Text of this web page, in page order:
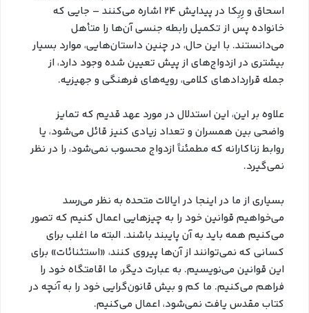
اسحاق و رِبِکا در پیدایش ۲۴ اشاره می‌کنند – جایی که
خانواده پس از تکمیل رابطه جنسی آن‌ها را متأهل
می‌دانستند. با این حال، در چنین داستان‌هایی، موارد بسیار
بیشتری در ازدواج‌های از پیش تعیین شده وجود دارد، از
جمله قراردادهای کلامی، رویه‌های فرهنگی و جهیزیه.
علاوه بر این، این استدلال در مورد عهد قدیم که تمایز
واضحی بین همسران و تعداد زیادی کنیز قائل می‌شود، یا
روابط زناکارانه که مطمئناً ازدواج محسوب نمی‌شود، را در نظر
نمی‌گیرد.
بسیاری از ما در اینجا در ایالات متحده به نظر می‌رسد
می‌خواهیم قوانین خود را به چیزهایی اعمال کنیم که تصور
می‌کنیم همه باید به آن پایبند باشند. البته ما اغلب برای
کسانی که نمی‌توانند از آن‌ها پیروی کنند، «استثنائات» برای
این قوانین می‌نویسیم. به عبارت دیگر، ما اقامتگاه خود را
فراهم می‌کنیم. ما کم و بیش قانون‌گرایی خود را به آنچه در
کتاب مقدس یافت نمی‌شود، اعمال می‌کنیم.